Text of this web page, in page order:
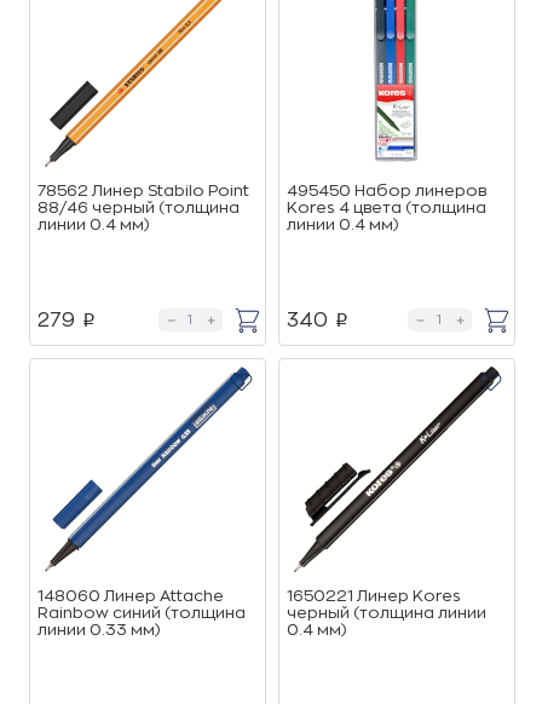
78562 Линер Stabilo Point
88/46 черный (толщина
линии 0.4 мм)
279 p
495450 Набор линеров
Kores 4 цвета (толщина
линии 0.4 мм)
340 p
148060 Линер Attache
Rainbow синий (толщина
линии 0.33 мм)
1650221 Линер Kores
черный (толщина линии
0.4 мм)